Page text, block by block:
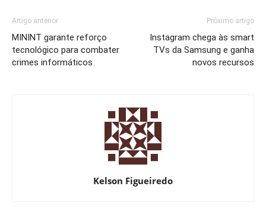
Artigo anterior
MININT garante reforço
tecnológico para combater
crimes informáticos
Próximo artigo
Instagram chega às smart
TVs da Samsung e ganha
novos recursos
Kelson Figueiredo